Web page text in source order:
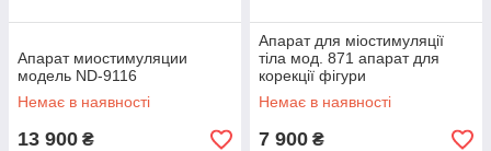
Апарат миостимуляции
модель ND-9116
Немає в наявності
13 900 ₴
Апарат для міостимуляції
тіла мод. 871 апарат для
корекції фігури
Немає в наявності
7 900 ₴